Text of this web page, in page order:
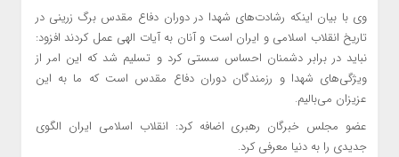
وی با بیان اینکه رشادت‌های شهدا در دوران دفاع مقدس برگ زرینی در
تاریخ انقلاب اسلامی و ایران است و آنان به آیات الهی عمل کردند افزود:
نباید در برابر دشمنان احساس سستی کرد و تسلیم شد که این امر از
ویژگی‌های شهدا و رزمندگان دوران دفاع مقدس است که ما به این
عزیزان می‌بالیم.
عضو مجلس خبرگان رهبری اضافه کرد: انقلاب اسلامی ایران الگوی
جدیدی را به دنیا معرفی کرد.